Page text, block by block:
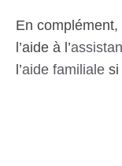
En complément,
l’aide à l’
l’aide familiale si